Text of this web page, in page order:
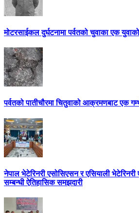
मोटरसाईकल दुर्घटनामा पर्वतको चुवाका एक
पर्वतको पातीचौरमा चितुवाको आक्रमणबाट एक
नेपाल भेटेरिनरी एसोसिएसन र एसियाली
सम्बन्धी ऐतिहासिक समझदारी